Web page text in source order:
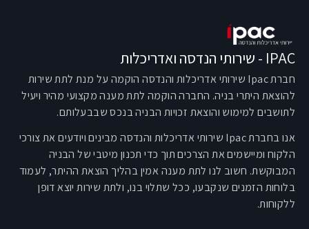
IPAC - שירותי הנדסה ואדריכלות
חברת Ipac שירותי אדריכלות והנדסה הוקמה על מנת לתת שירות
להוצאת היתרי בניה. החברה הוקמה לתת מענה מקצועי מהיר ויעיל
לתושבים למימוש והוצאת זכויות הבניה בנכס שבבעלותם.
אנו בחברת Ipac שירותי אדריכלות והנדסה מבינים ויודעים את צורכי
הלקוח ומיישמים את הצרכים תוך כדי תכנון מיטבי של הבניה
המבוקשת. חשוב לנו לתת מענה אמין בהליך הוצאת ההיתר, לעמוד
בלוחות הזמנים שנקבעו, ככל שתלוי בנו, ולתת שירות יוצא דופן
ללקוחות.